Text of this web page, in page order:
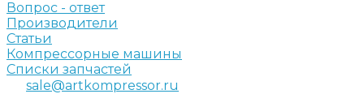
Вопрос - ответ
Производители
Статьи
Компрессорные машины
Списки запчастей
sale@artkompressor.ru